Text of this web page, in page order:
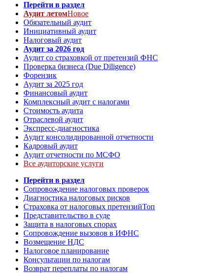
Перейти в раздел
Аудит летомНовое
Обязательный аудит
Инициативный аудит
Налоговый аудит
Аудит за 2026 год
Аудит со страховкой от претензий ФНС
Проверка бизнеса (Due Diligence)
Форензик
Аудит за 2025 год
Финансовый аудит
Комплексный аудит с налогами
Стоимость аудита
Отраслевой аудит
Экспресс-диагностика
Аудит консолидированной отчетности
Кадровый аудит
Аудит отчетности по МСФО
Все аудиторские услуги
Перейти в раздел
Сопровождение налоговых проверок
Диагностика налоговых рисков
Страховка от налоговых претензийТоп
Представительство в суде
Защита в налоговых спорах
Сопровождение вызовов в ИФНС
Возмещение НДС
Налоговое планирование
Консультации по налогам
Возврат переплаты по налогам